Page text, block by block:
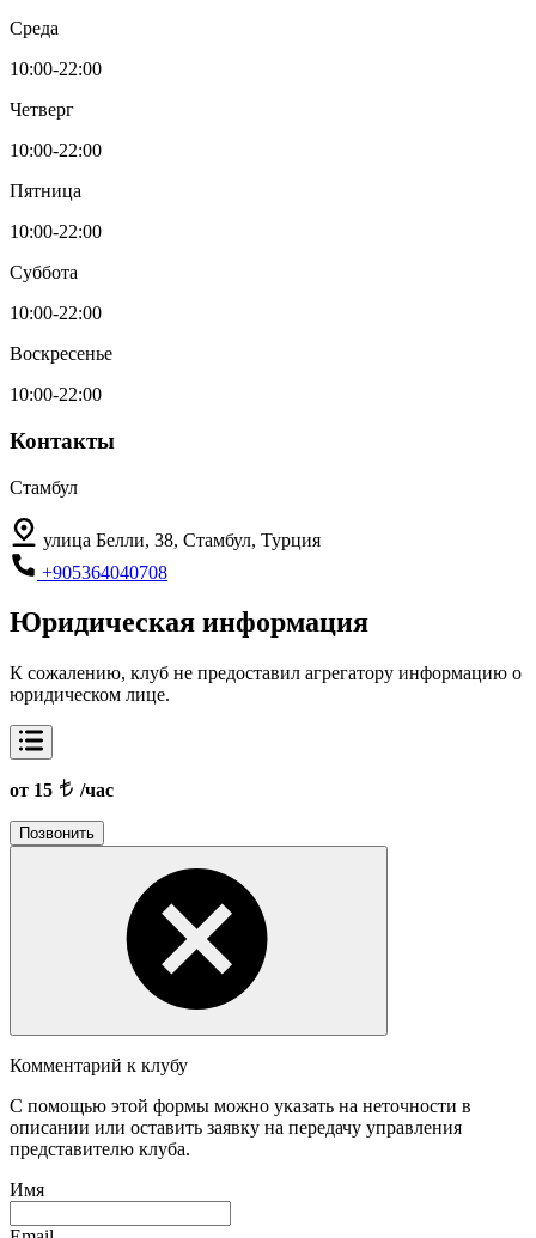
Среда
10:00-22:00
Четверг
10:00-22:00
Пятница
10:00-22:00
Суббота
10:00-22:00
Воскресенье
10:00-22:00
Контакты
Стамбул
улица Белли, 38, Стамбул, Турция
+905364040708
Юридическая информация
К сожалению, клуб не предоставил агрегатору информацию о
юридическом лице.
от 15 /час
Позвонить
Комментарий к клубу
С помощью этой формы можно указать на неточности в
описании или оставить заявку на передачу управления
представителю клуба.
Имя